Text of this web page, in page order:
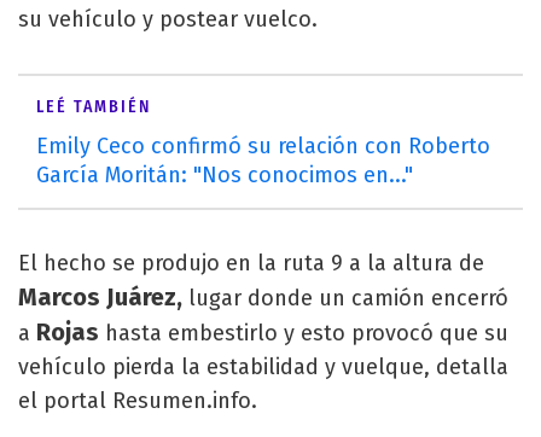
su vehículo y postear vuelco.
LEÉ TAMBIÉN
Emily Ceco confirmó su relación con Roberto
García Moritán: "Nos conocimos en..."
El hecho se produjo en la ruta 9 a la altura de
Marcos Juárez, lugar donde un camión encerró
a Rojas hasta embestirlo y esto provocó que su
vehículo pierda la estabilidad y vuelque, detalla
el portal Resumen.info.